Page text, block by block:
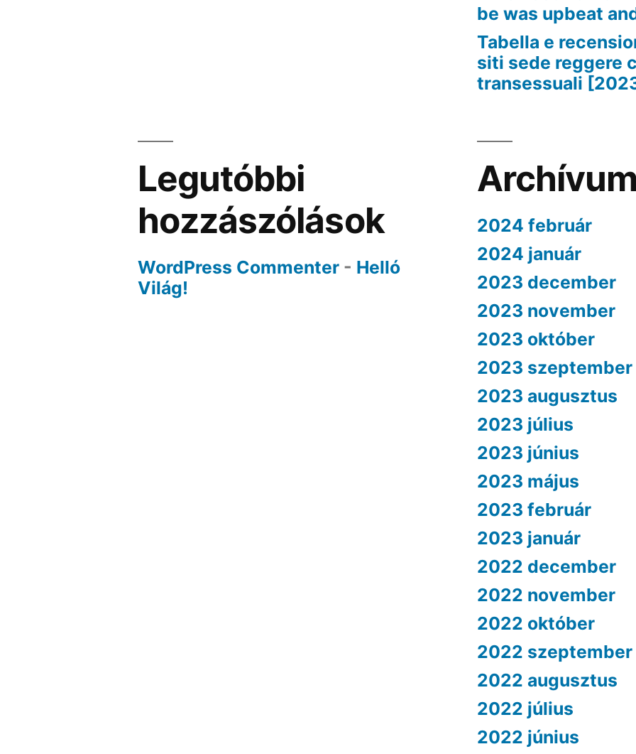
be was upbeat
Tabella e
siti sede reggere
transessuali
Legutóbbi
hozzászólások
WordPress Commenter - Helló
Világ!
2024 február
2024 január
2023 december
2023 november
2023 október
2023 szeptember
2023 augusztus
2023 július
2023 június
2023 május
2023 február
2023 január
2022 december
2022 november
2022 október
2022 szeptember
2022 augusztus
2022 július
2022 június